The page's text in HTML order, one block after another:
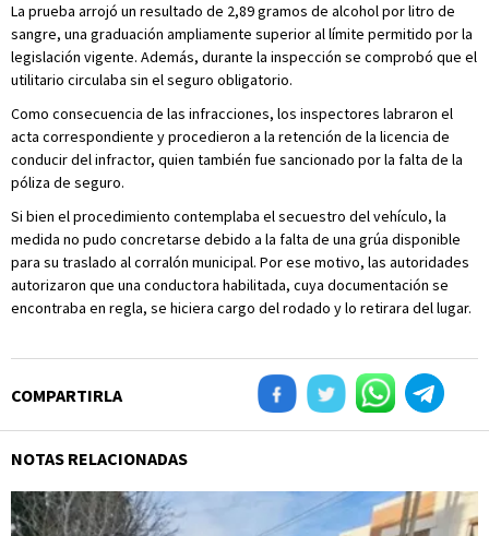
La prueba arrojó un resultado de 2,89 gramos de alcohol por litro de
sangre, una graduación ampliamente superior al límite permitido por la
legislación vigente. Además, durante la inspección se comprobó que el
utilitario circulaba sin el seguro obligatorio.
Como consecuencia de las infracciones, los inspectores labraron el
acta correspondiente y procedieron a la retención de la licencia de
conducir del infractor, quien también fue sancionado por la falta de la
póliza de seguro.
Si bien el procedimiento contemplaba el secuestro del vehículo, la
medida no pudo concretarse debido a la falta de una grúa disponible
para su traslado al corralón municipal. Por ese motivo, las autoridades
autorizaron que una conductora habilitada, cuya documentación se
encontraba en regla, se hiciera cargo del rodado y lo retirara del lugar.
COMPARTIRLA
NOTAS RELACIONADAS